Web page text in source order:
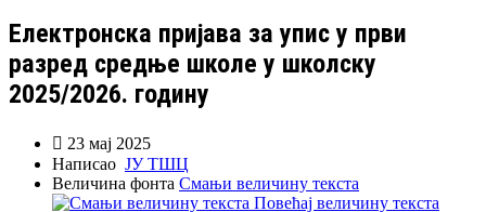
Електронска пријава за упис у први
разред средње школе у школску
2025/2026. годину
 23 мај 2025
Написао ЈУ ТШЦ
Величина фонта Смањи величину текста
Повећај величину текста